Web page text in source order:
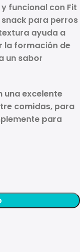
funcional con Fit
snack para perros
ayuda a
la formación de
un sabor
una excelente
comidas, para
para